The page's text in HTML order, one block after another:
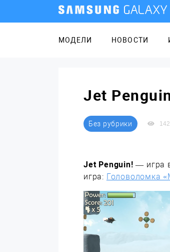
МОДЕЛИ НОВОСТИ
Jet
Без рубрики
Jet Penguin! — игра
игра: Головоломка